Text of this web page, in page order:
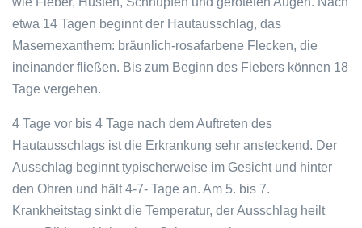
etwa 14 Tagen beginnt der Hautausschlag, das
Masernexanthem: bräunlich-rosafarbene Flecken, die
ineinander fließen. Bis zum Beginn des Fiebers können 18
Tage vergehen.
4 Tage vor bis 4 Tage nach dem Auftreten des
Hautausschlags ist die Erkrankung sehr ansteckend. Der
Ausschlag beginnt typischerweise im Gesicht und hinter
den Ohren und hält 4-7- Tage an. Am 5. bis 7.
Krankheitstag sinkt die Temperatur, der Ausschlag heilt